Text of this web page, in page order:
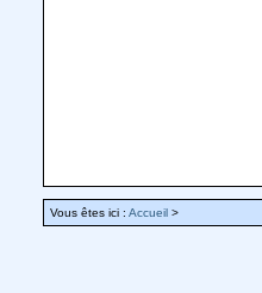
Vous êtes ici : Accueil >